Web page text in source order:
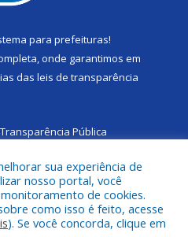
para prefeituras!
onde garantimos em
das leis de transparência
Pública
Câmara Municipal de Cachoeira
Piriá.
sua experiência de
nosso portal, você
de cookies.
como isso é feito, acesse
). Se você concorda, clique em